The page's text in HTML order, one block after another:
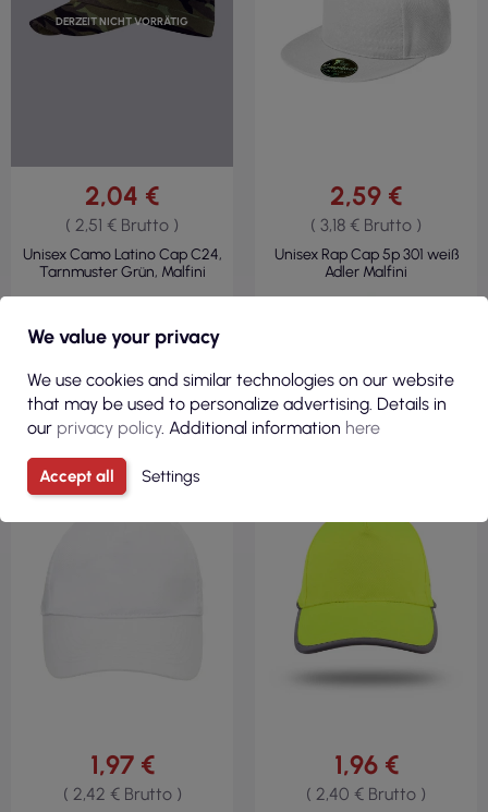
DERZEIT NICHT VORRÄTIG
2,04 €
( 2,51 € Brutto )
Unisex Camo Latino Cap C24,
Tarnmuster Grün, Malfini
2,59 €
( 3,18 € Brutto )
Unisex Rap Cap 5p 301 weiß
Adler Malfini
1,97 €
( 2,42 € Brutto )
1,96 €
( 2,40 € Brutto )
We value your privacy
We use cookies and similar technologies on our website
that may be used to personalize advertising. Details in
our privacy policy. Additional information here
Accept all Settings